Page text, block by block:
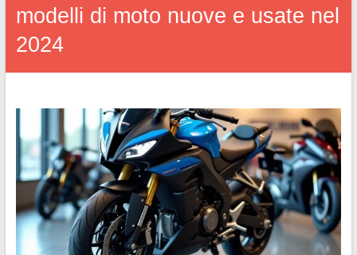
modelli di moto nuove e usate nel
2024